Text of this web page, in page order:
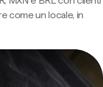
come un locale, in